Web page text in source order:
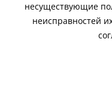
несуществующие
неисправностей